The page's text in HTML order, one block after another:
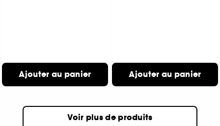
Ajouter au panier Ajouter au panier
Voir plus de produits